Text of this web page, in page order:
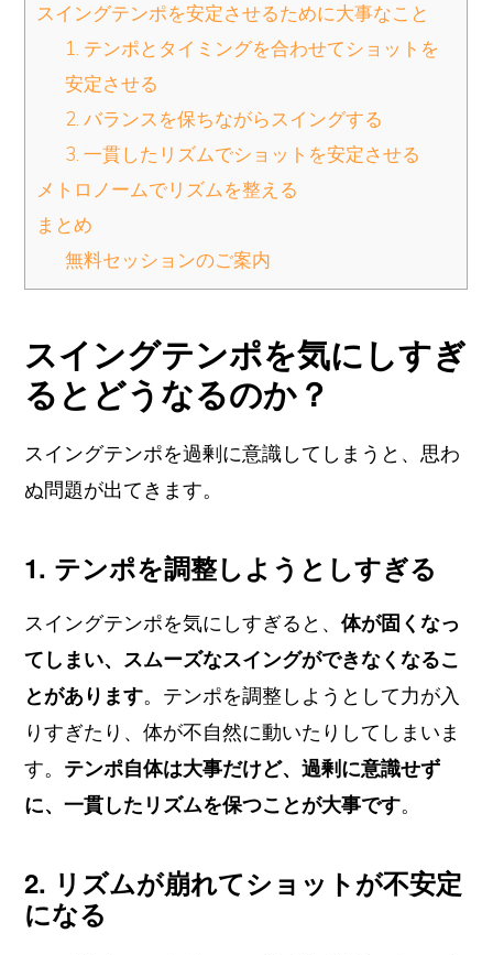
スイングテンポを安定させるために大事なこと
1. テンポとタイミングを合わせてショットを
安定させる
2. バランスを保ちながらスイングする
3. 一貫したリズムでショットを安定させる
メトロノームでリズムを整える
まとめ
無料セッションのご案内
スイングテンポを気にしすぎ
るとどうなるのか？
スイングテンポを過剰に意識してしまうと、思わ
ぬ問題が出てきます。
1. テンポを調整しようとしすぎる
スイングテンポを気にしすぎると、体が固くなっ
てしまい、スムーズなスイングができなくなるこ
とがあります。テンポを調整しようとして力が入
りすぎたり、体が不自然に動いたりしてしまいま
す。 テンポ自体は大事だけど、過剰に意識せず
に、一貫したリズムを保つことが大事です。
2. リズムが崩れてショットが不安定
になる